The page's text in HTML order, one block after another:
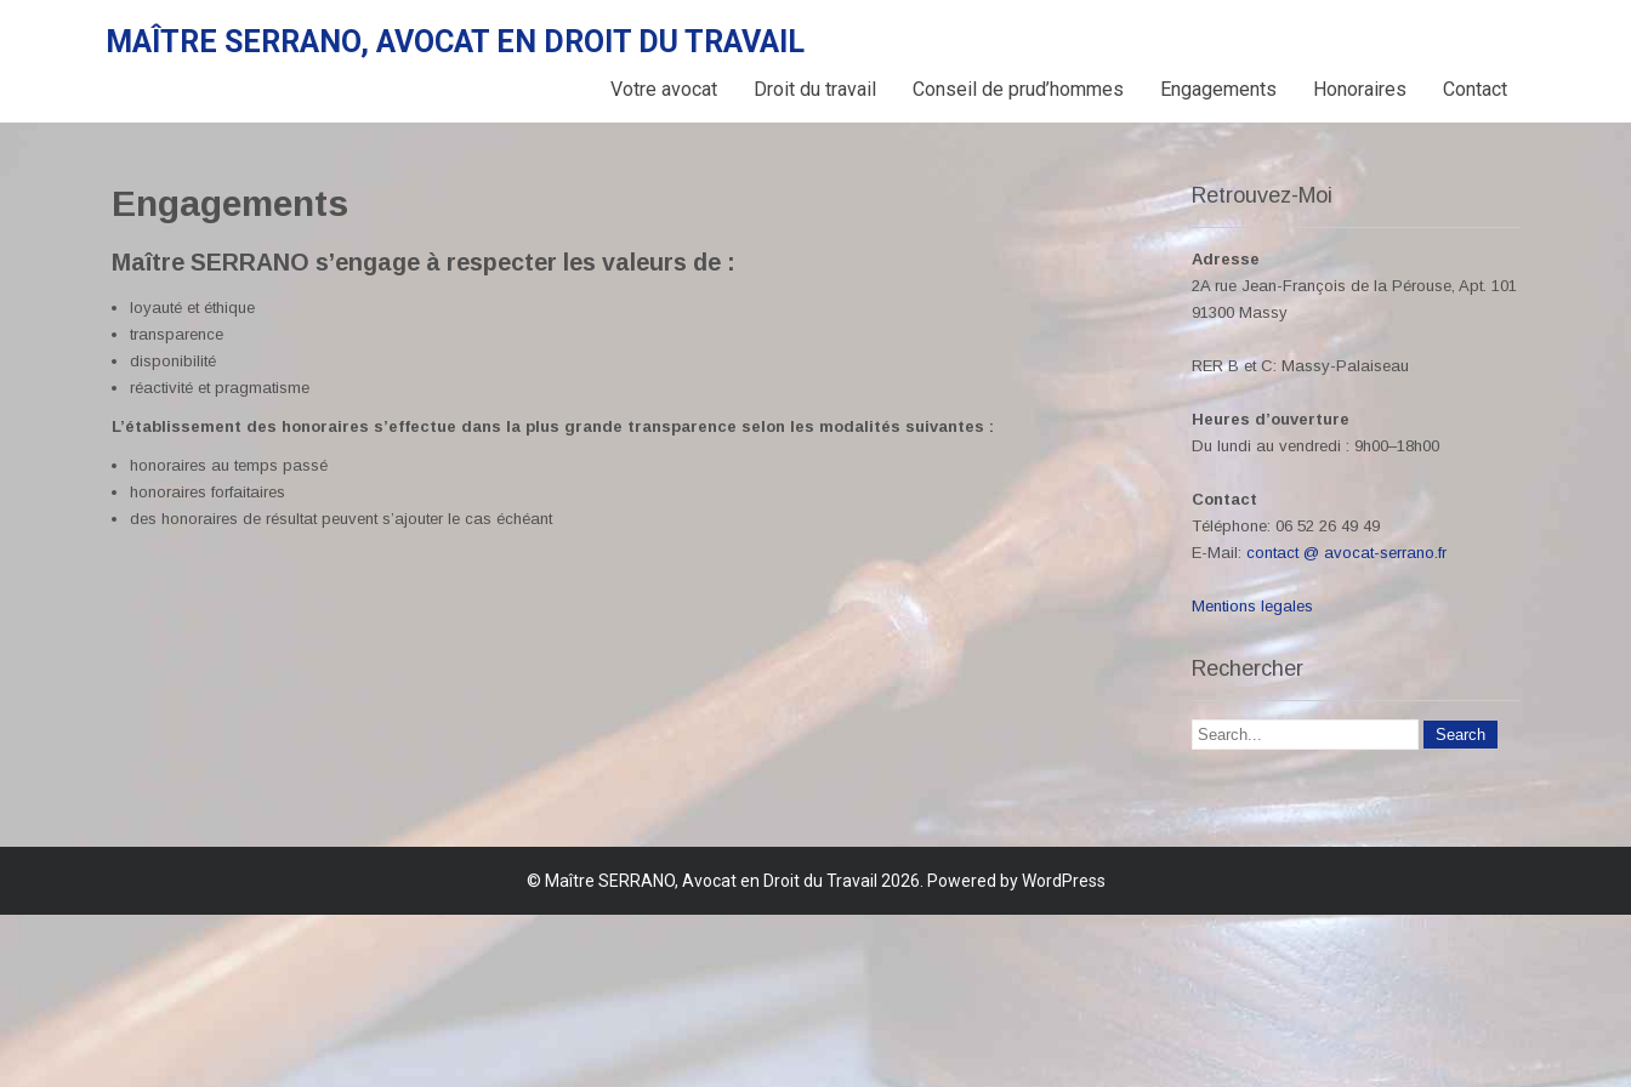
MAÎTRE SERRANO, AVOCAT EN DROIT DU TRAVAIL
Votre avocat Droit du travail Conseil de prud’hommes Engagements Honoraires Contact
Engagements
Maître SERRANO s’engage à respecter les valeurs de :
loyauté et éthique
transparence
disponibilité
réactivité et pragmatisme
L’établissement des honoraires s’effectue dans la plus grande transparence selon les modalités suivantes :
honoraires au temps passé
honoraires forfaitaires
des honoraires de résultat peuvent s’ajouter le cas échéant
Retrouvez-Moi
Adresse
2A rue Jean-François de la Pérouse, Apt. 101
91300 Massy
RER B et C: Massy-Palaiseau
Heures d’ouverture
Du lundi au vendredi : 9h00–18h00
Contact
Téléphone: 06 52 26 49 49
E-Mail: contact @ avocat-serrano.fr
Mentions legales
Rechercher
© Maître SERRANO, Avocat en Droit du Travail 2026. Powered by WordPress